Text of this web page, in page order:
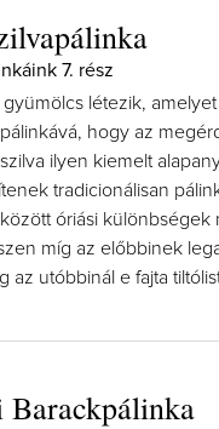
7. rész
gyümölcs létezik,
hogy az
ilyen kiemelt
tradicionálisan
óriási különbségek
míg az előbbinek
az utóbbinál e fajta
Barackpálinka